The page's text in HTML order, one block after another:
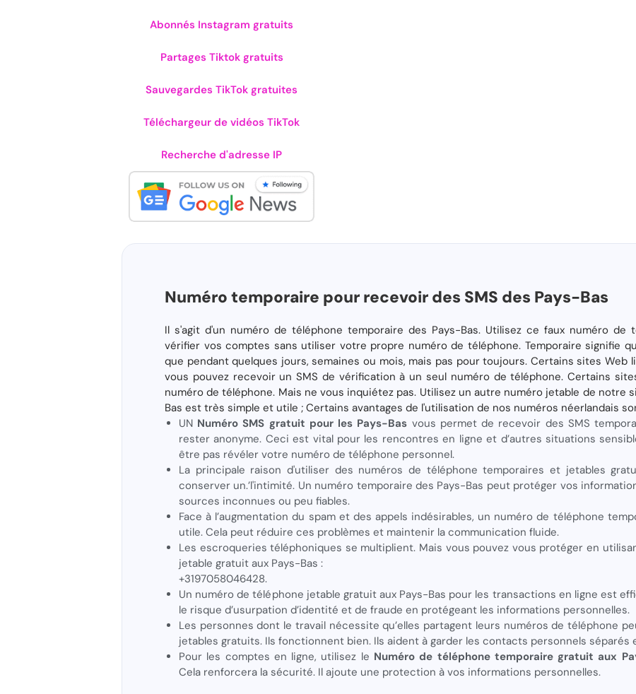
Abonnés Instagram gratuits
Partages Tiktok gratuits
Sauvegardes TikTok gratuites
Téléchargeur de vidéos TikTok
Recherche d'adresse IP
Numéro temporaire pour recevoir des SMS des Pays-Bas
Il s'agit d'un numéro de téléphone temporaire des Pays-Bas. Utilisez ce faux numéro de
vérifier vos comptes sans utiliser votre propre numéro de téléphone. Temporaire signifie
que pendant quelques jours, semaines ou mois, mais pas pour toujours. Certains sites Web
vous pouvez recevoir un SMS de vérification à un seul numéro de téléphone. Certains
numéro de téléphone. Mais ne vous inquiétez pas. Utilisez un autre numéro jetable de notre
Bas est très simple et utile ; Certains avantages de l'utilisation de nos numéros néerlandais
UN Numéro SMS gratuit pour les Pays-Bas vous permet de recevoir des SMS
rester anonyme. Ceci est vital pour les rencontres en ligne et d’autres situations
être pas révéler votre numéro de téléphone personnel.
La principale raison d'utiliser des numéros de téléphone temporaires et jetables
conserver un.’l'intimité. Un numéro temporaire des Pays-Bas peut protéger vos
sources inconnues ou peu fiables.
Face à l’augmentation du spam et des appels indésirables, un numéro de téléphone
utile. Cela peut réduire ces problèmes et maintenir la communication fluide.
Les escroqueries téléphoniques se multiplient. Mais vous pouvez vous protéger en
jetable gratuit aux Pays-Bas :
+3197058046428.
Un numéro de téléphone jetable gratuit aux Pays-Bas pour les transactions en ligne est
le risque d’usurpation d’identité et de fraude en protégeant les informations personnelles.
Les personnes dont le travail nécessite qu’elles partagent leurs numéros de téléphone
jetables gratuits. Ils fonctionnent bien. Ils aident à garder les contacts personnels séparés
Pour les comptes en ligne, utilisez le Numéro de téléphone temporaire gratuit aux
Cela renforcera la sécurité. Il ajoute une protection à vos informations personnelles.